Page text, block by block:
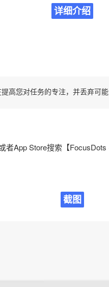
详细介绍
高您对任务的专注，并丢弃可能
者App Store搜索【FocusDots
截图